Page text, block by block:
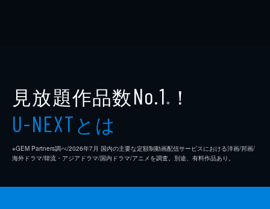
見放題作品数No.1 ※ ！
U-NEXTとは
※GEM Partners調べ/2026年7⽉ 国内の主要な定額制動画配信サービスにおける洋画/邦画/
海外ドラマ/韓流・アジアドラマ/国内ドラマ/アニメを調査。別途、有料作品あり。